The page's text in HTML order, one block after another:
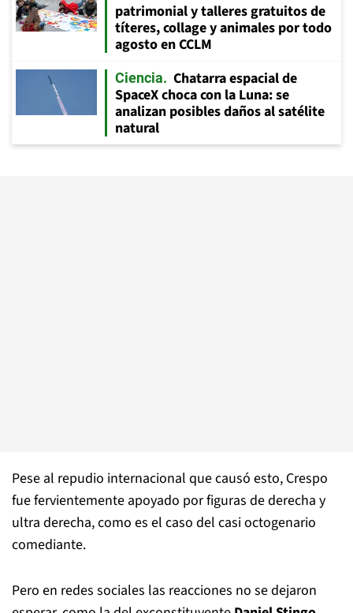
patrimonial y talleres gratuitos de
títeres, collage y animales por todo
agosto en CCLM
Ciencia
Chatarra espacial de
SpaceX choca con la Luna: se
analizan posibles daños al satélite
natural
Pese al repudio internacional que causó esto, Crespo
fue fervientemente apoyado por figuras de derecha y
ultra derecha, como es el caso del casi octogenario
comediante.
Pero en redes sociales las reacciones no se dejaron